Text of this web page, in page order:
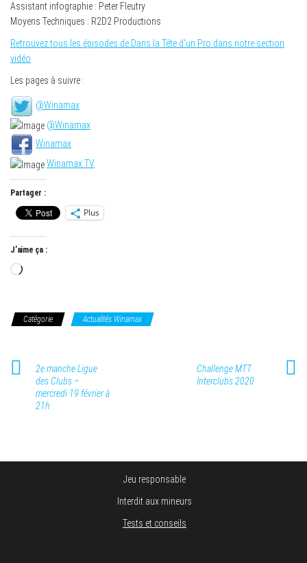
Assistant infographie : Peter Fleutry
Moyens Techniques : R2D2 Productions
Retrouvez tous les épisodes de Dans la Tête d’un Pro dans notre section
vidéo
Les pages à suivre :
@Winamax
@Winamax
Winamax
Winamax TV
Partager :
Plus
J’aime ça :
Chargement…
Catégorie Actualités Winamax
2e manche Ligue
des Clubs –
mercredi 19 février à
21h
Challenge MTT
Interclubs 2020
Jeu responsable
Interdit aux mineurs
Tests et conseils